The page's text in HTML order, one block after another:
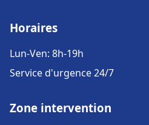
Horaires
Lun-Ven: 8h-19h
Service d'urgence 24/7
Zone intervention